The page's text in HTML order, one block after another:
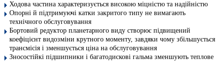
Ходова частина характеризується високою міцністю та надійністю
Опорні й підтримуючі катки закритого типу не вимагають
технічного обслуговування
Бортовий редуктор планетарного виду створює підвищений
коефіцієнт видозміни крутного моменту, завдяки чому збільшується
трансмісія і зменшується ціна на обслуговування
Зносостійкі підшипники і багатодискові гальма зменшують теплове